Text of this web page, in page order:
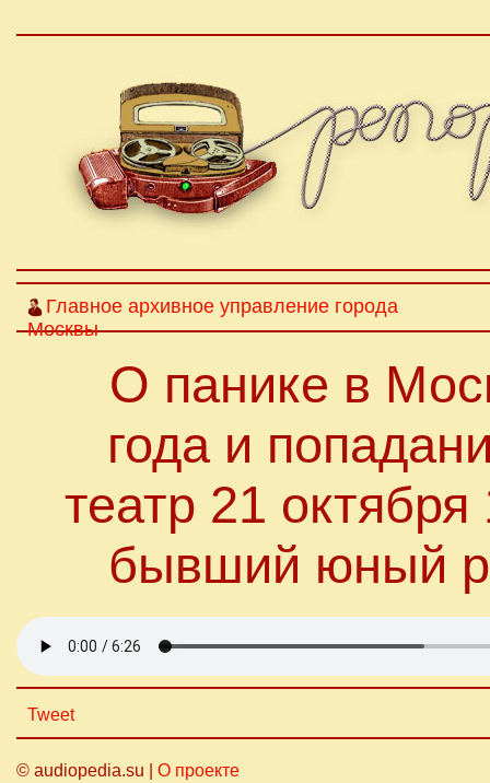
Главное архивное управление города
Москвы
О панике в
года и
театр 21
бывший юный
Tweet
© audiopedia.su | О проекте